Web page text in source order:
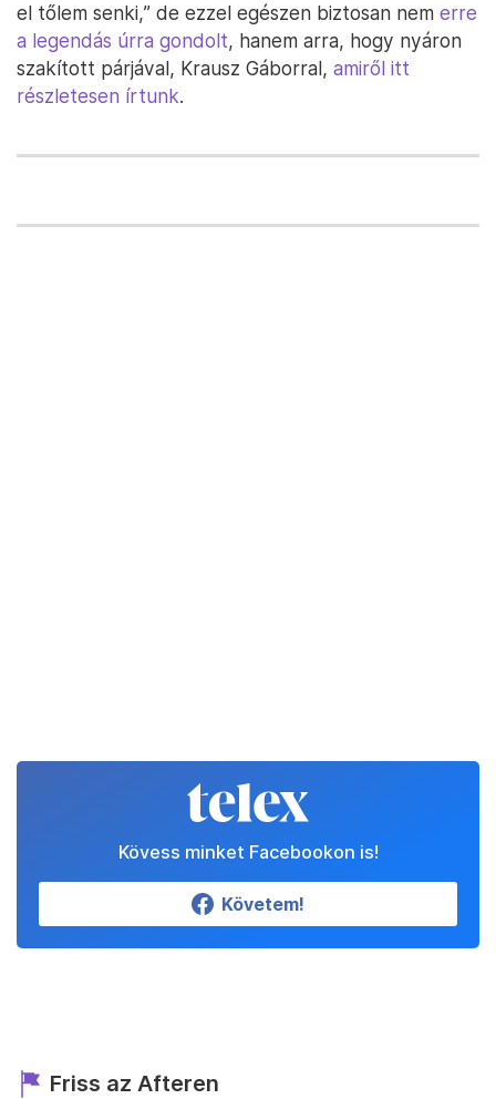
el tőlem senki,” de ezzel egészen biztosan nem erre
a legendás úrra gondolt, hanem arra, hogy nyáron
szakított párjával, Krausz Gáborral, amiről itt
részletesen írtunk.
Kövess minket Facebookon is!
Követem!
Friss az Afteren